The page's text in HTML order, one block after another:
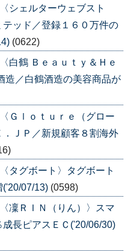
シェルターウェブスト
ッド／登録１６０万件の
(0622)
白鶴 Ｂｅａｕｔｙ＆Ｈｅ
造／白鶴酒造の美容商品が
Ｇｌｏｔｕｒｅ（グロー
ＪＰ／新規顧客８割海外
タグボート〉タグボート
('20/07/13) (0598)
凜ＲＩＮ（りん）〉スマ
長ピアスＥＣ('20/06/30)